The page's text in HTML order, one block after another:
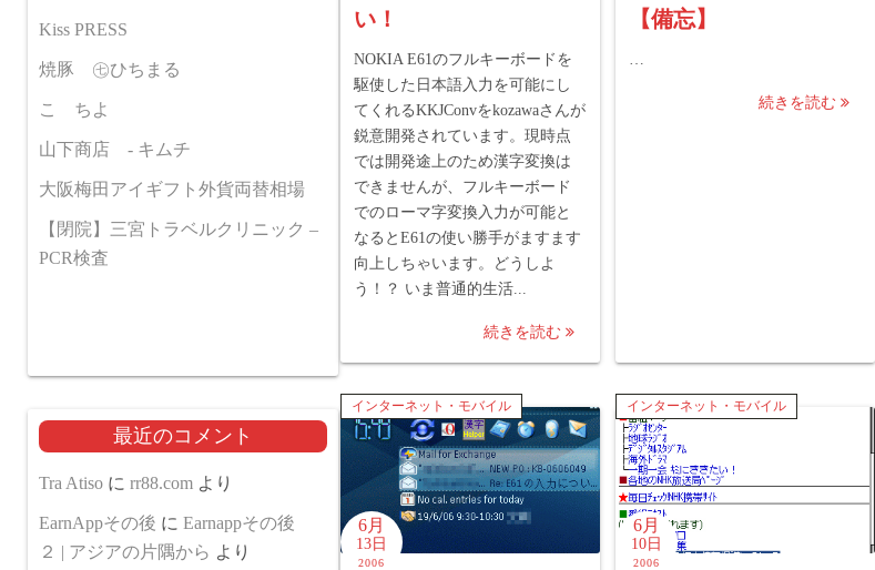
い！
NOKIA E61のフルキーボードを
駆使した日本語入力を可能にし
てくれるKKJConvをkozawaさんが
鋭意開発されています。現時点
では開発途上のため漢字変換は
できませんが、フルキーボード
でのローマ字変換入力が可能と
なるとE61の使い勝手がますます
向上しちゃいます。どうしよ
う！？ いま普通的生活...
続きを読む
【備忘】
…
続きを読む
インターネット・モバイル
6月
13日
2006
インターネット・モバイル
6月
10日
2006
Kiss PRESS
焼豚 ㊆ひちまる
こゝちよ
山下商店 - キムチ
大阪梅田アイギフト外貨両替相場
【閉院】三宮トラベルクリニック –
PCR検査
最近のコメント
Tra Atiso に rr88.com より
EarnAppその後 に Earnappその後
２ | アジアの片隅から より